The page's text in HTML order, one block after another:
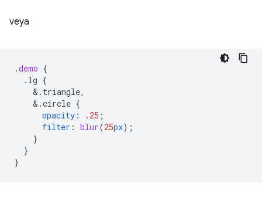
veya
.demo {
.lg {
& .triangle,
& .circle {
opacity : .25 ;
filter : blur(25px);
}
}
}